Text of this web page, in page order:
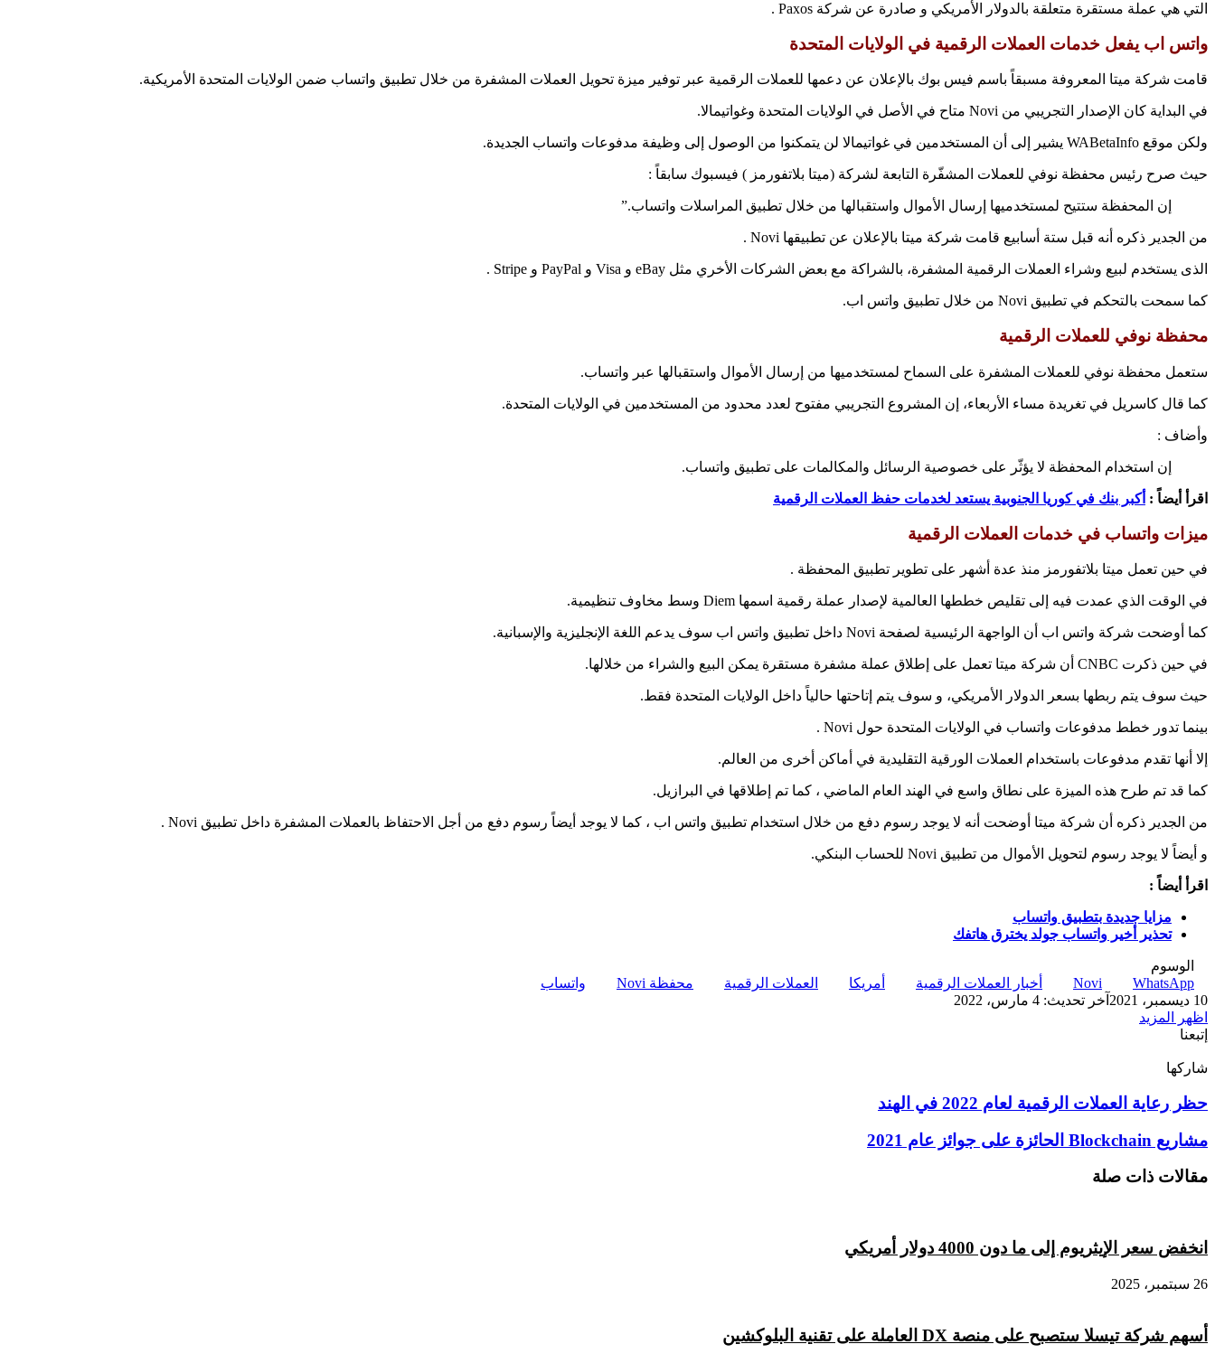
التي هي عملة مستقرة متعلقة بالدولار الأمريكي و صادرة عن شركة Paxos .
واتس اب يفعل خدمات العملات الرقمية في الولايات المتحدة
قامت شركة ميتا المعروفة مسبقاً باسم فيس بوك بالإعلان عن دعمها للعملات الرقمية عبر توفير ميزة تحويل العملات المشفرة من خلال تطبيق واتساب ضمن الولايات المتحدة الأمريكية.
في البداية كان الإصدار التجريبي من Novi متاح في الأصل في الولايات المتحدة وغواتيمالا.
ولكن موقع WABetaInfo يشير إلى أن المستخدمين في غواتيمالا لن يتمكنوا من الوصول إلى وظيفة مدفوعات واتساب الجديدة.
حيث صرح رئيس محفظة نوفي للعملات المشفّرة التابعة لشركة (ميتا بلاتفورمز ) فيسبوك سابقاً :
إن المحفظة ستتيح لمستخدميها إرسال الأموال واستقبالها من خلال تطبيق المراسلات واتساب.”
من الجدير ذكره أنه قبل ستة أسابيع قامت شركة ميتا بالإعلان عن تطبيقها Novi .
الذى يستخدم لبيع وشراء العملات الرقمية المشفرة، بالشراكة مع بعض الشركات الأخري مثل eBay و Visa و PayPal و Stripe .
كما سمحت بالتحكم في تطبيق Novi من خلال تطبيق واتس اب.
محفظة نوفي للعملات الرقمية
ستعمل محفظة نوفي للعملات المشفرة على السماح لمستخدميها من إرسال الأموال واستقبالها عبر واتساب.
كما قال كاسريل في تغريدة مساء الأربعاء، إن المشروع التجريبي مفتوح لعدد محدود من المستخدمين في الولايات المتحدة.
وأضاف :
إن استخدام المحفظة لا يؤثّر على خصوصية الرسائل والمكالمات على تطبيق واتساب.
اقرأ أيضاً : أكبر بنك في كوريا الجنوبية يستعد لخدمات حفظ العملات الرقمية
ميزات واتساب في خدمات العملات الرقمية
في حين تعمل ميتا بلاتفورمز منذ عدة أشهر على تطوير تطبيق المحفظة .
في الوقت الذي عمدت فيه إلى تقليص خططها العالمية لإصدار عملة رقمية اسمها Diem وسط مخاوف تنظيمية.
كما أوضحت شركة واتس اب أن الواجهة الرئيسية لصفحة Novi داخل تطبيق واتس اب سوف يدعم اللغة الإنجليزية والإسبانية.
في حين ذكرت CNBC أن شركة ميتا تعمل على إطلاق عملة مشفرة مستقرة يمكن البيع والشراء من خلالها.
حيث سوف يتم ربطها بسعر الدولار الأمريكي، و سوف يتم إتاحتها حالياً داخل الولايات المتحدة فقط.
بينما تدور خطط مدفوعات واتساب في الولايات المتحدة حول Novi .
إلا أنها تقدم مدفوعات باستخدام العملات الورقية التقليدية في أماكن أخرى من العالم.
كما قد تم طرح هذه الميزة على نطاق واسع في الهند العام الماضي ، كما تم إطلاقها في البرازيل.
من الجدير ذكره أن شركة ميتا أوضحت أنه لا يوجد رسوم دفع من خلال استخدام تطبيق واتس اب ، كما لا يوجد أيضاً رسوم دفع من أجل الاحتفاظ بالعملات المشفرة داخل تطبيق Novi .
و أيضاً لا يوجد رسوم لتحويل الأموال من تطبيق Novi للحساب البنكي.
اقرأ أيضاً :
مزايا جديدة بتطبيق واتساب
تحذير أخير واتساب جولد يخترق هاتفك
الوسوم
Novi
WhatsApp أخبار العملات الرقمية أمريكا العملات الرقمية محفظة Novi
واتساب
10 ديسمبر، 2021
آخر تحديث: 4 مارس، 2022
اظهر المزيد
إتبعنا
شاركها
حظر
العملات
الرقمية
لعام
2022
حظر رعاية العملات الرقمية لعام 2022 في الهند
مشاريع
Blockchain
الحائزة
2021
مشاريع Blockchain الحائزة على جوائز عام 2021
مقالات ذات صلة
انخفض سعر الإيثريوم إلى ما دون 4000 دولار أمريكي
26 سبتمبر، 2025
أسهم شركة تيسلا ستصبح على منصة DX العاملة على تقنية البلوكشين